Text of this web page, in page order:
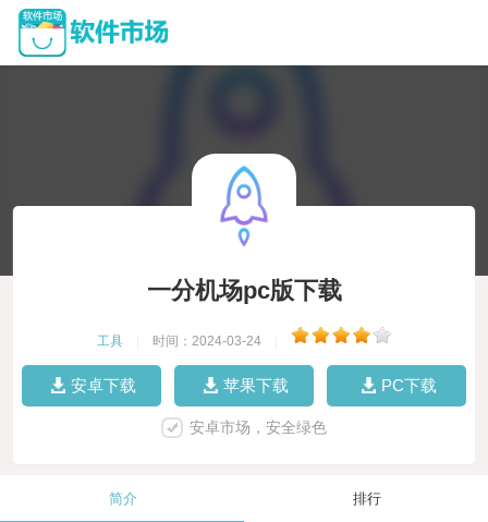
一分机场pc版下载
工具 时间：2024-03-24
安卓下载 苹果下载 PC下载
安卓市场，安全绿色
简介 排行